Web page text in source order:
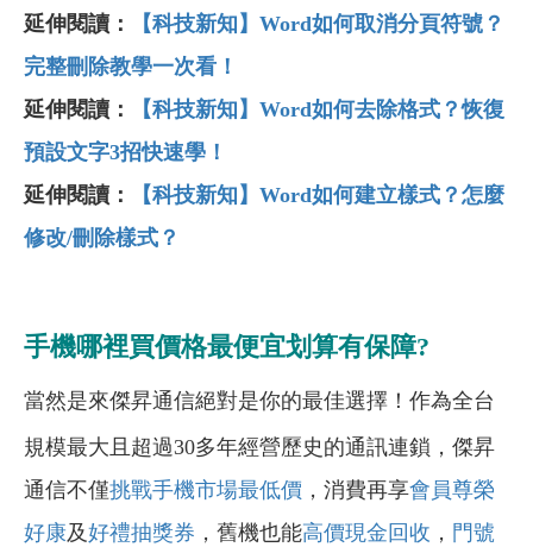
延伸閱讀：
【科技新知】Word如何取消分頁符號？
完整刪除教學一次看！
延伸閱讀：
【科技新知】Word如何去除格式？恢復
預設文字3招快速學！
延伸閱讀：
【科技新知】Word如何建立樣式？怎麼
修改/刪除樣式？
手機哪裡買價格最便宜划算有保障?
當然是來傑昇通信絕對是你的最佳選擇！作為全台
規模最大且超過30多年經營歷史的通訊連鎖，傑昇
通信不僅挑戰手機市場最低價 ，消費再享會員尊榮
好康及好禮抽獎券 ，舊機也能高價現金回收 ， 門號